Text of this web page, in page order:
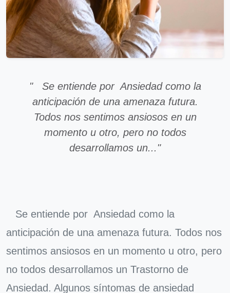
" Se entiende por Ansiedad como la
anticipación de una amenaza futura.
Todos nos sentimos ansiosos en un
momento u otro, pero no todos
desarrollamos un..."
Se entiende por Ansiedad como la
anticipación de una amenaza futura. Todos nos
sentimos ansiosos en un momento u otro, pero
no todos desarrollamos un Trastorno de
Ansiedad. Algunos síntomas de ansiedad